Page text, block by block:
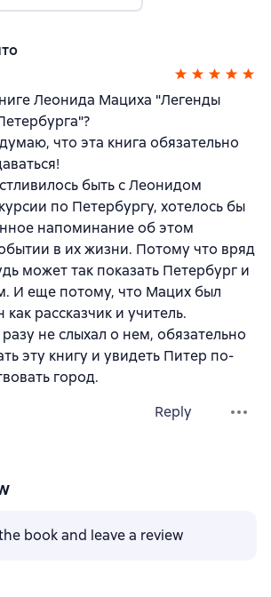
Леонида Мациха "Легенды
что эта книга обязательно
быть с Леонидом
по Петербургу, хотелось бы
напоминание об этом
в их жизни. Потому что вряд
может так показать Петербург и
И еще потому, что Мацих был
рассказчик и учитель.
не слыхал о нем, обязательно
эту книгу и увидеть Питер по-
город.
Reply
book and leave a review